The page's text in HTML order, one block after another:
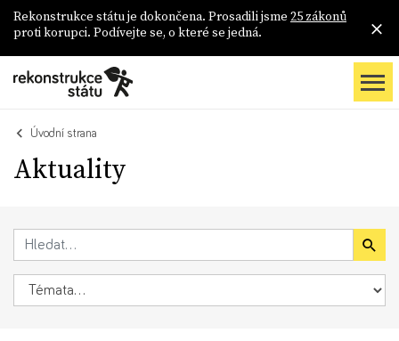
Rekonstrukce státu je dokončena. Prosadili jsme 25 zákonů
proti korupci. Podívejte se, o které se jedná.
Úvodní strana
Aktuality